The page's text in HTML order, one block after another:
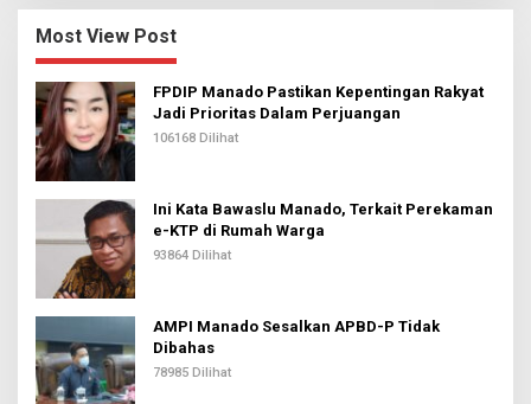
Most View Post
FPDIP Manado Pastikan Kepentingan Rakyat
Jadi Prioritas Dalam Perjuangan
106168 Dilihat
Ini Kata Bawaslu Manado, Terkait Perekaman
e-KTP di Rumah Warga
93864 Dilihat
AMPI Manado Sesalkan APBD-P Tidak
Dibahas
78985 Dilihat